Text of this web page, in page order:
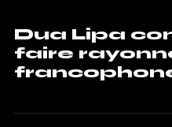
Dua Lipa
faire